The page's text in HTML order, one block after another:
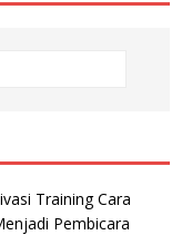
Training Cara
Pembicara